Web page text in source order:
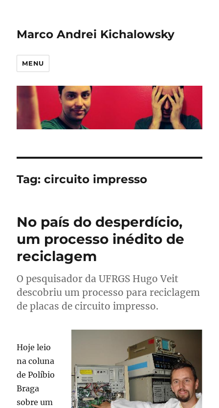
Marco Andrei Kichalowsky
MENU
Tag:circuito impresso
No país do desperdício,
um processo inédito de
reciclagem
O pesquisador da UFRGS Hugo Veit
descobriu um processo para reciclagem
de placas de circuito impresso.
Hoje leio
na coluna
de Políbio
Braga
sobre um